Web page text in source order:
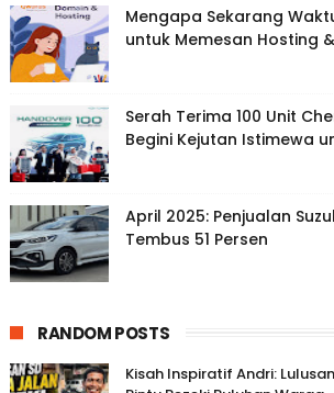
Mengapa Sekarang
untuk Memesan Hosting
Serah Terima 100 Unit
Begini Kejutan Istimewa
April 2025: Penjualan
Tembus 51 Persen
RANDOM POSTS
Kisah Inspiratif Andri: